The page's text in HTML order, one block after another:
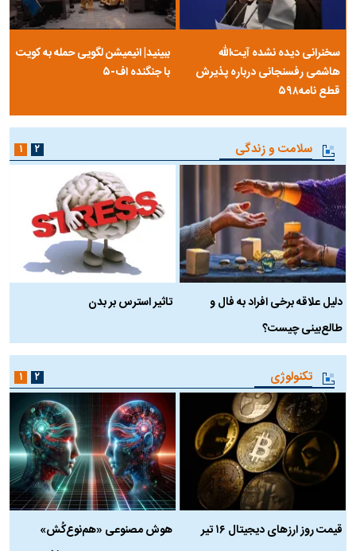
سخنرانی دیده نشده آیت‌الله
هاشمی رفسنجانی درباره پذیرش
قطع نامه۵۹۸
ببینید| انیمیشن لگویی حمله به کویت
با جنگنده اف-۵
سلامت و زندگی
دلیل علاقه برخی افراد به فال و
طالع‌بینی چیست؟
تاثیر استرس بر بدن
۱ ۲
تکنولوژی
قیمت روز ارز‌های دیجیتال ۱۶ تیر
هوش مصنوعی «هم‌نوع‌کُش»
۱ ۲